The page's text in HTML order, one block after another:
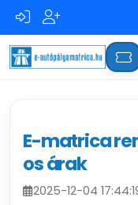
E-matrica
os árak
2025-12-04